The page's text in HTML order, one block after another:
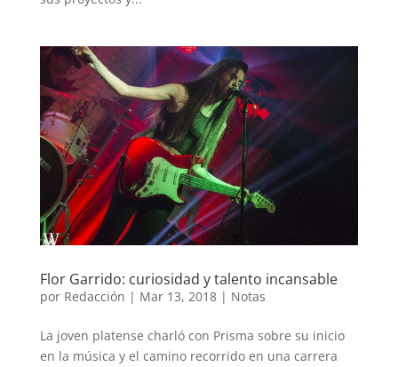
Flor Garrido: curiosidad y talento incansable
por Redacción | Mar 13, 2018| Notas
La joven platense charló con Prisma sobre su inicio
en la música y el camino recorrido en una carrera